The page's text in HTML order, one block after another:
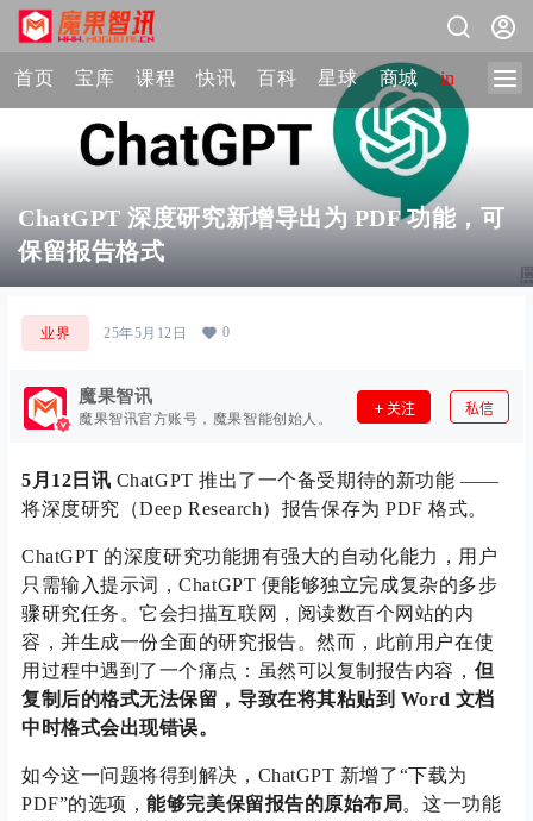
首页 宝库 课程 快讯 百科 星球 商城 image-2
ChatGPT 深度研究新增导出为 PDF 功能，可
保留报告格式
业界 25年5月12日 0
魔果智讯
魔果智讯官方账号，魔果智能创始人。
关注 私信
5月12日讯 ChatGPT 推出了一个备受期待的新功能 ——
将深度研究（Deep Research）报告保存为 PDF 格式。
ChatGPT 的深度研究功能拥有强大的自动化能力，用户
只需输入提示词，ChatGPT 便能够独立完成复杂的多步
骤研究任务。它会扫描互联网，阅读数百个网站的内
容，并生成一份全面的研究报告。然而，此前用户在使
用过程中遇到了一个痛点：虽然可以复制报告内容， 但
复制后的格式无法保留，导致在将其粘贴到 Word 文档
中时格式会出现错误。
如今这一问题将得到解决，ChatGPT 新增了“下载为
PDF”的选项，能够完美保留报告的原始布局。这一功能